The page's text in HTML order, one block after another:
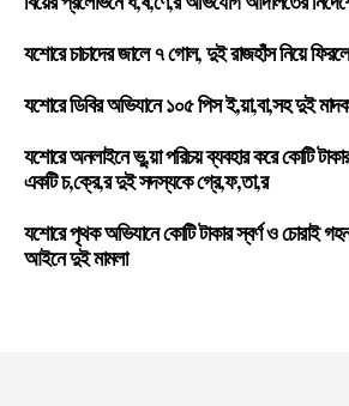
যশোরে চাচাদের জালে ৭ গোল, দুই রাজহাঁস নিয়ে
যশোরে ডিবির অভিযানে ১০৫ পিস ই,য়া,বা,সহ দুই
যশোরে অনলাইনে ভু,য়া পরিচয় ব্যবহার করে কোটি
একটি চ,ক্রে,র দুই সদস্যকে গ্রে,ফ,তা,র
যশোরে পৃথক অভিযানে কোটি টাকার স্বর্ণ ও চোরাই
আইনে দুই মামলা